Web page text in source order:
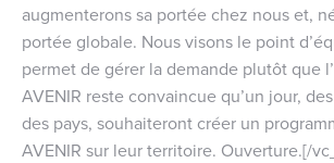
augmenterons sa portée chez nous et,
portée globale. Nous visons le point
permet de gérer la demande plutôt que
AVENIR reste convaincue qu’un jour,
des pays, souhaiteront créer un
AVENIR sur leur territoire. Ouverture.[/